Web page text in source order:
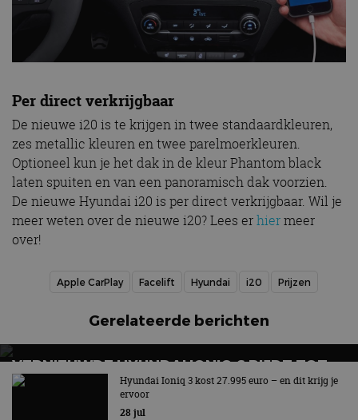
Per direct verkrijgbaar
De nieuwe i20 is te krijgen in twee standaardkleuren,
zes metallic kleuren en twee parelmoerkleuren.
Optioneel kun je het dak in de kleur Phantom black
laten spuiten en van een panoramisch dak voorzien.
De nieuwe Hyundai i20 is per direct verkrijgbaar. Wil je
meer weten over de nieuwe i20? Lees erhiermeer
over!
Apple CarPlay Facelift Hyundai i20 Prijzen
Gerelateerde berichten
VERNIEUWDE HYUNDAI IONIQ 6 RIJDT TOT
680 KILOMETER EN WORDT GOEDKOPER
Keuze uit twee accupakketten
Hyundai Ioniq 3 kost 27.995 euro – en dit krijg je
ervoor
28 jul